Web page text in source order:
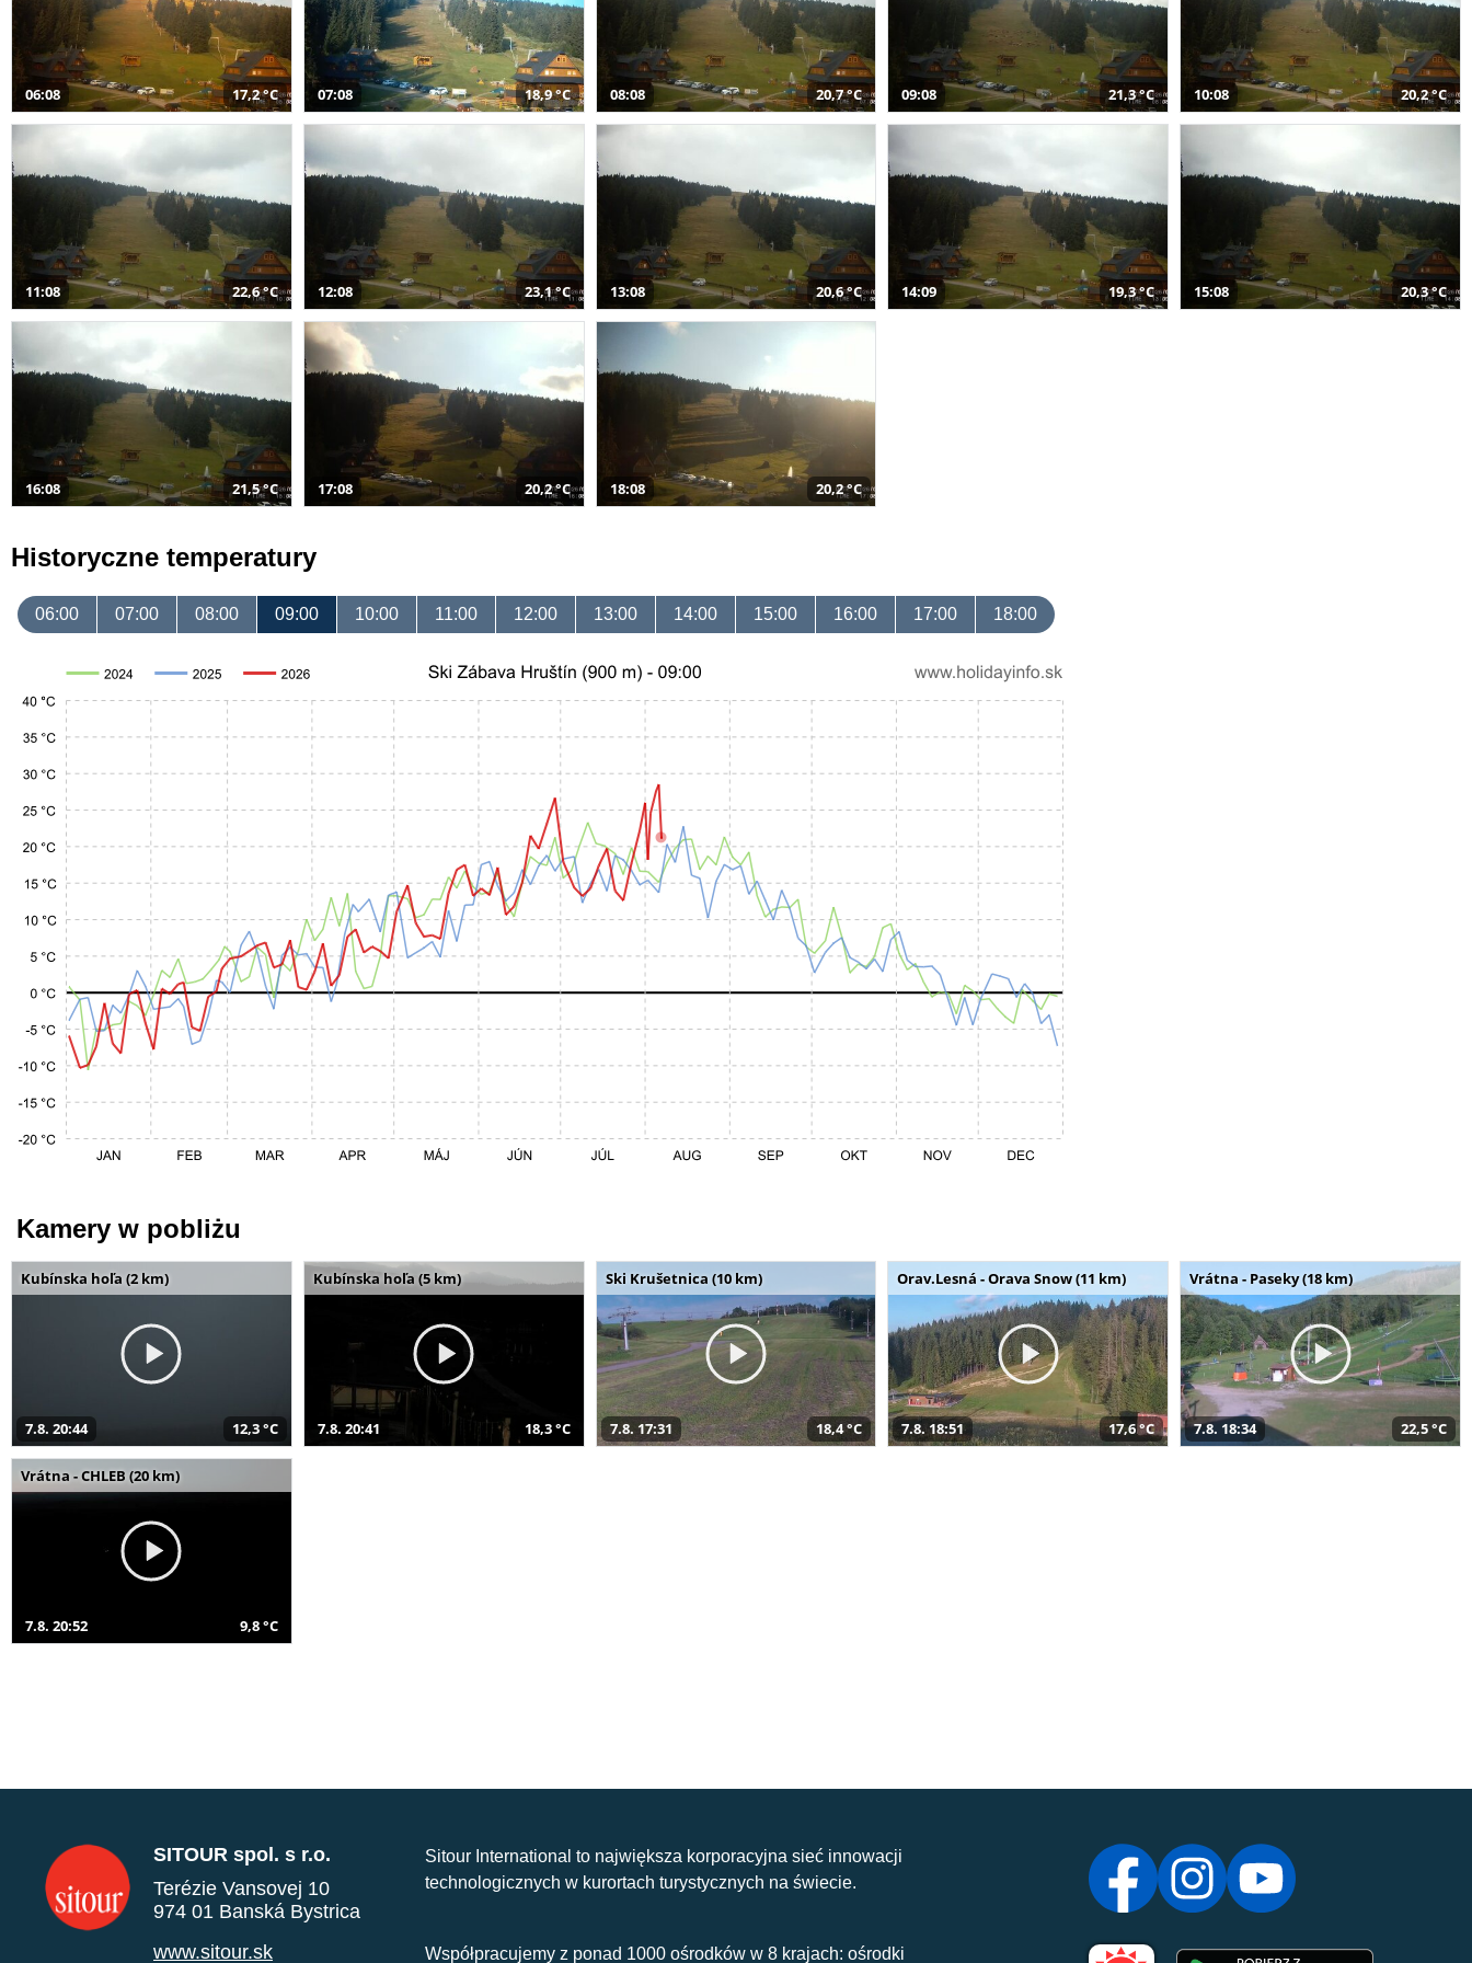
06:08 17,2 °C 07:08 18,9 °C 08:08 20,7 °C 09:08 21,3 °C 10:08 20,2 °C
11:08 22,6 °C 12:08 23,1 °C 13:08 20,6 °C 14:09 19,3 °C 15:08 20,3 °C
16:08 21,5 °C 17:08 20,2 °C 18:08 20,2 °C
Historyczne temperatury
06:00 07:00 08:00 09:00 10:00 11:00 12:00 13:00 14:00 15:00 16:00 17:00 18:00
Kamery w pobliżu
Kubínska hoľa (2 km)
7.8. 20:44 12,3 °C
Kubínska hoľa (5 km)
7.8. 20:41 18,3 °C
Ski Krušetnica (10 km)
7.8. 17:31 18,4 °C
Orav.Lesná - Orava Snow (11 km)
7.8. 18:51 17,6 °C
Vrátna - Paseky (18 km)
7.8. 18:34 22,5 °C
Vrátna - CHLEB (20 km)
7.8. 20:52 9,8 °C
SITOUR spol. s r.o.
Terézie Vansovej 10
974 01 Banská Bystrica
www.sitour.sk
Sitour International to największa korporacyjna sieć innowacji
technologicznych w kurortach turystycznych na świecie.
Współpracujemy z ponad 1000 ośrodków w 8 krajach: ośrodki